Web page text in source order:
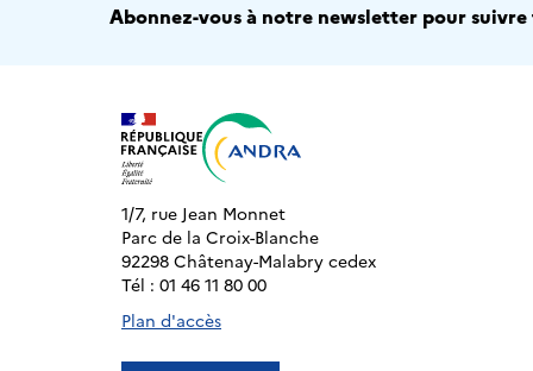
Abonnez-vous à notre newsletter pour suivre
1/7, rue Jean Monnet
Parc de la Croix-Blanche
92298 Châtenay-Malabry cedex
Tél : 01 46 11 80 00
Plan d'accès